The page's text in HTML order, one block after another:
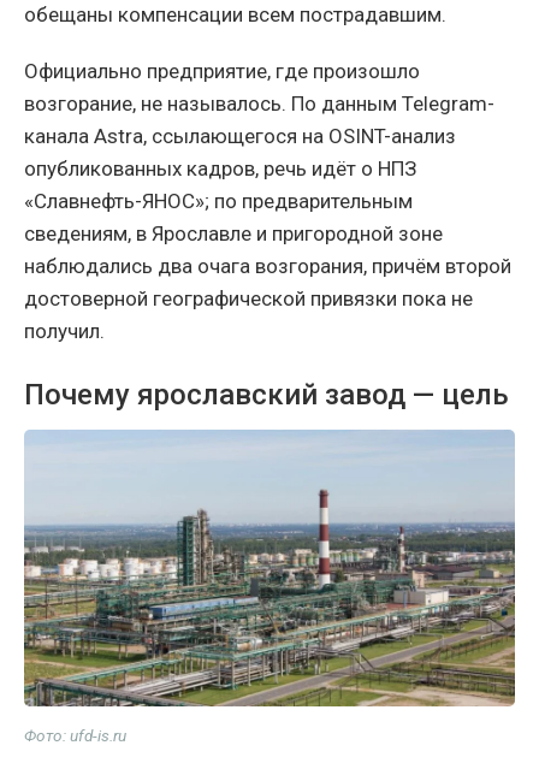
обещаны компенсации всем пострадавшим.
Официально предприятие, где произошло
возгорание, не называлось. По данным Telegram-
канала Astra, ссылающегося на OSINT-анализ
опубликованных кадров, речь идёт о НПЗ
«Славнефть-ЯНОС»; по предварительным
сведениям, в Ярославле и пригородной зоне
наблюдались два очага возгорания, причём второй
достоверной географической привязки пока не
получил.
Почему ярославский завод — цель
Фото: ufd-is.ru